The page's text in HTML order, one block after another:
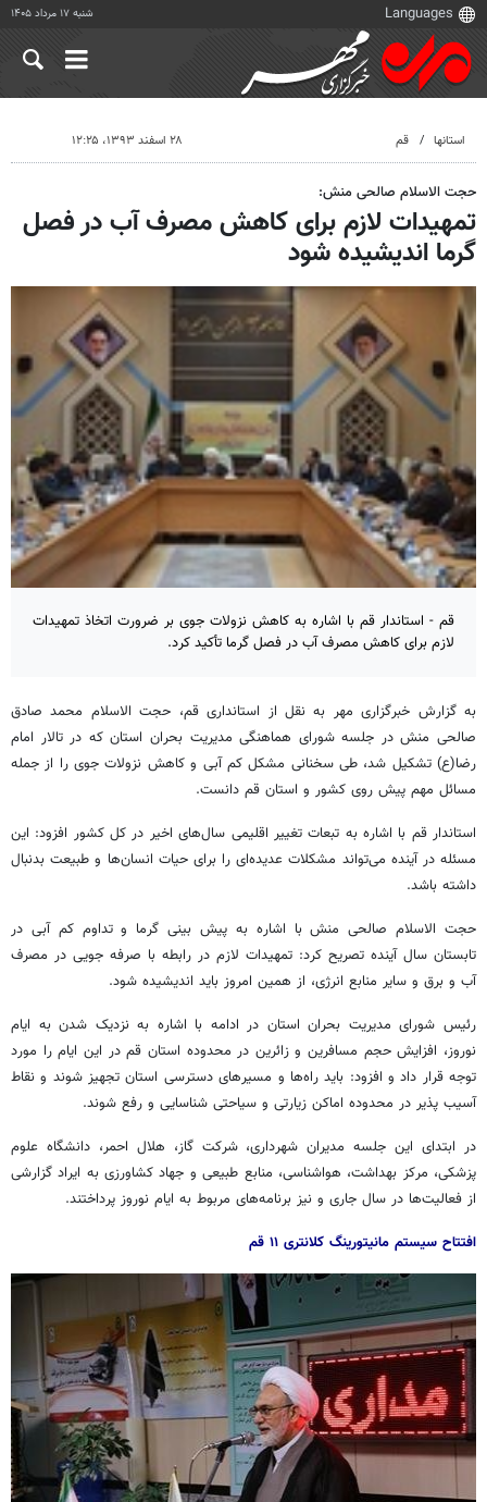
شنبه ۱۷ مرداد ۱۴۰۵
استانها قم ۲۸ اسفند ۱۳۹۳، ۱۲:۲۵
حجت الاسلام صالحی منش:
تمهیدات لازم برای کاهش مصرف آب در فصل
گرما اندیشیده شود
قم - استاندار قم با اشاره به کاهش نزولات جوی بر ضرورت اتخاذ تمهیدات
لازم برای کاهش مصرف آب در فصل گرما تأکید کرد.
به گزارش خبرگزاری مهر به نقل از استانداری قم، حجت الاسلام محمد صادق
صالحی منش در جلسه شورای هماهنگی مدیریت بحران استان که در تالار امام
رضا(ع) تشکیل شد، طی سخنانی مشکل کم آبی و کاهش نزولات جوی را از جمله
مسائل مهم پیش روی کشور و استان قم دانست.
استاندار قم با اشاره به تبعات تغییر اقلیمی سال‌های اخیر در کل کشور افزود: این
مسئله در آینده می‌تواند مشکلات عدیده‌ای را برای حیات انسان‌ها و طبیعت بدنبال
داشته باشد.
حجت الاسلام صالحی منش با اشاره به پیش بینی گرما و تداوم کم آبی در
تابستان سال آینده تصریح کرد: تمهیدات لازم در رابطه با صرفه جویی در مصرف
آب و برق و سایر منابع انرژی، از همین امروز باید اندیشیده شود.
رئیس شورای مدیریت بحران استان در ادامه با اشاره به نزدیک شدن به ایام
نوروز، افزایش حجم مسافرین و زائرین در محدوده استان قم در این ایام را مورد
توجه قرار داد و افزود: باید راه‌ها و مسیر‌های دسترسی استان تجهیز شوند و نقاط
آسیب پذیر در محدوده اماکن زیارتی و سیاحتی شناسایی و رفع شوند.
در ابتدای این جلسه مدیران شهرداری، شرکت گاز، هلال احمر، دانشگاه علوم
پزشکی، مرکز بهداشت، هوا‌شناسی، منابع طبیعی و جهاد کشاورزی به ایراد گزارشی
از فعالیت‌ها در سال جاری و نیز برنامه‌های مربوط به ایام نوروز پرداختند.
افتتاح سیستم مانیتورینگ کلانتری ۱۱ قم